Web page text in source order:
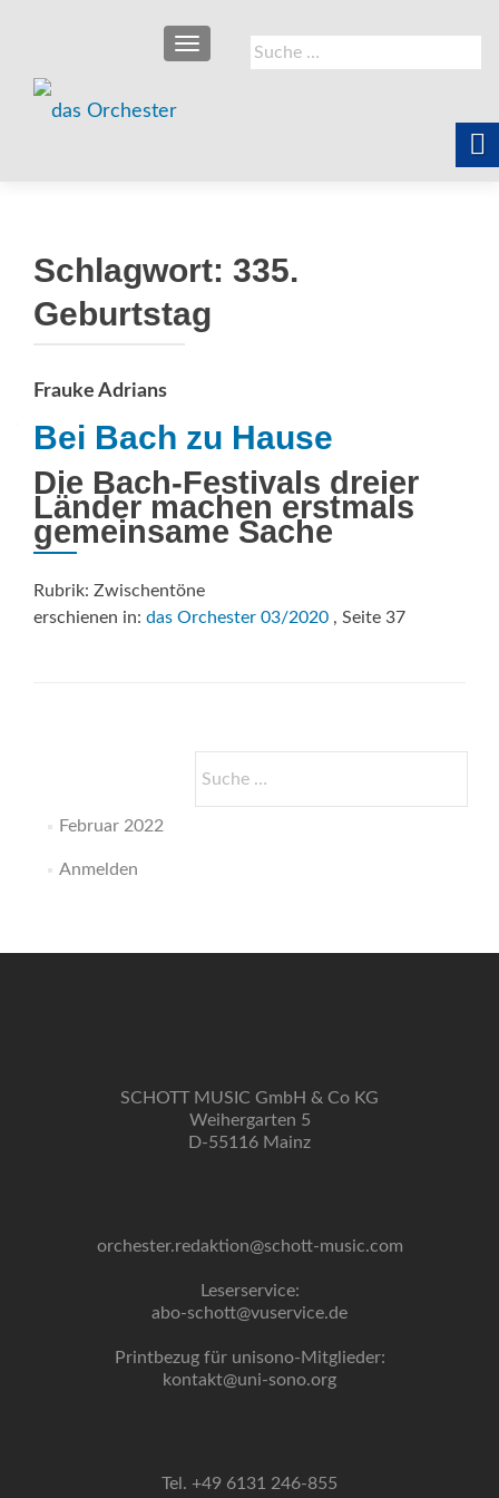
Suche
nach:
SCHALTE NAVIGATION
Schlagwort: 335.
Geburtstag
Frauke Adrians
Bei Bach zu Hause
Die Bach-Festivals dreier
Länder machen erstmals
gemeinsame Sache
Rubrik: Zwischentöne
erschienen in: das Orchester 03/2020 , Seite 37
nach:
Februar 2022
Anmelden
SCHOTT MUSIC GmbH & Co KG
Weihergarten 5
D-55116 Mainz
orchester.redaktion@schott-music.com
Leserservice:
abo-schott@vuservice.de
Printbezug für unisono-Mitglieder:
kontakt@uni-sono.org
Tel. +49 6131 246-855